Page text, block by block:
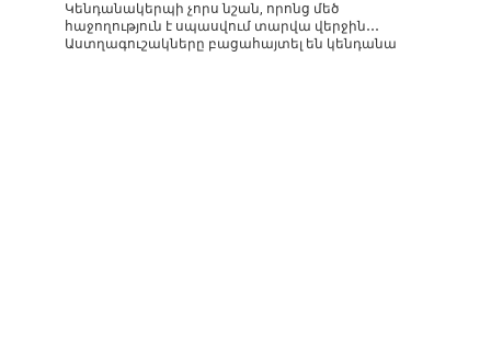
Կենդանակերպի չորս նշան, որոնց մեծ
հաջողություն է սպասվում տարվա վերջին․․․
Աստղագուշակները բացահայտել են կենդանա